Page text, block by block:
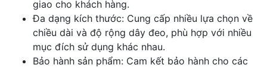
giao cho khách hàng.
Đa dạng kích thước: Cung cấp nhiều lựa chọn về
chiều dài và độ rộng dây đeo, phù hợp với nhiều
mục đích sử dụng khác nhau.
Bảo hành sản phẩm: Cam kết bảo hành cho các